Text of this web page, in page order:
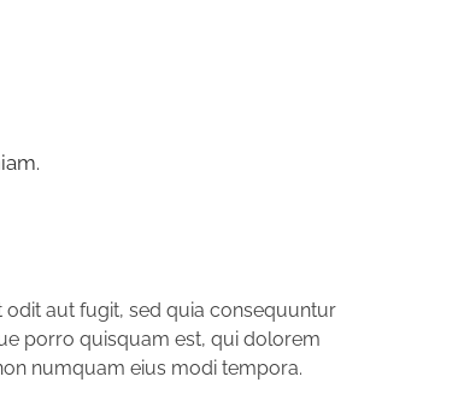
aut fugit, sed quia consequuntur
porro quisquam est, qui dolorem
numquam eius modi tempora.